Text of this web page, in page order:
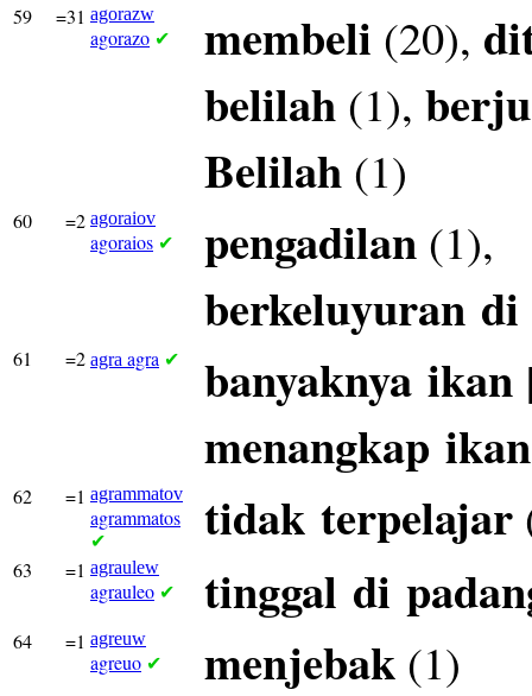
59 =31 agorazw
agorazo ✔ membeli (20),
belilah (1),
Belilah (1)
60 =2 agoraiov
agoraios ✔ pengadilan (1),
berkeluyuran di
61 =2 agra agra ✔ banyaknya ikan
menangkap ikan
62 =1 agrammatov
agrammatos
✔ tidak terpelajar
63 =1 agraulew
agrauleo ✔ tinggal di
64 =1 agreuw
agreuo ✔ menjebak (1)